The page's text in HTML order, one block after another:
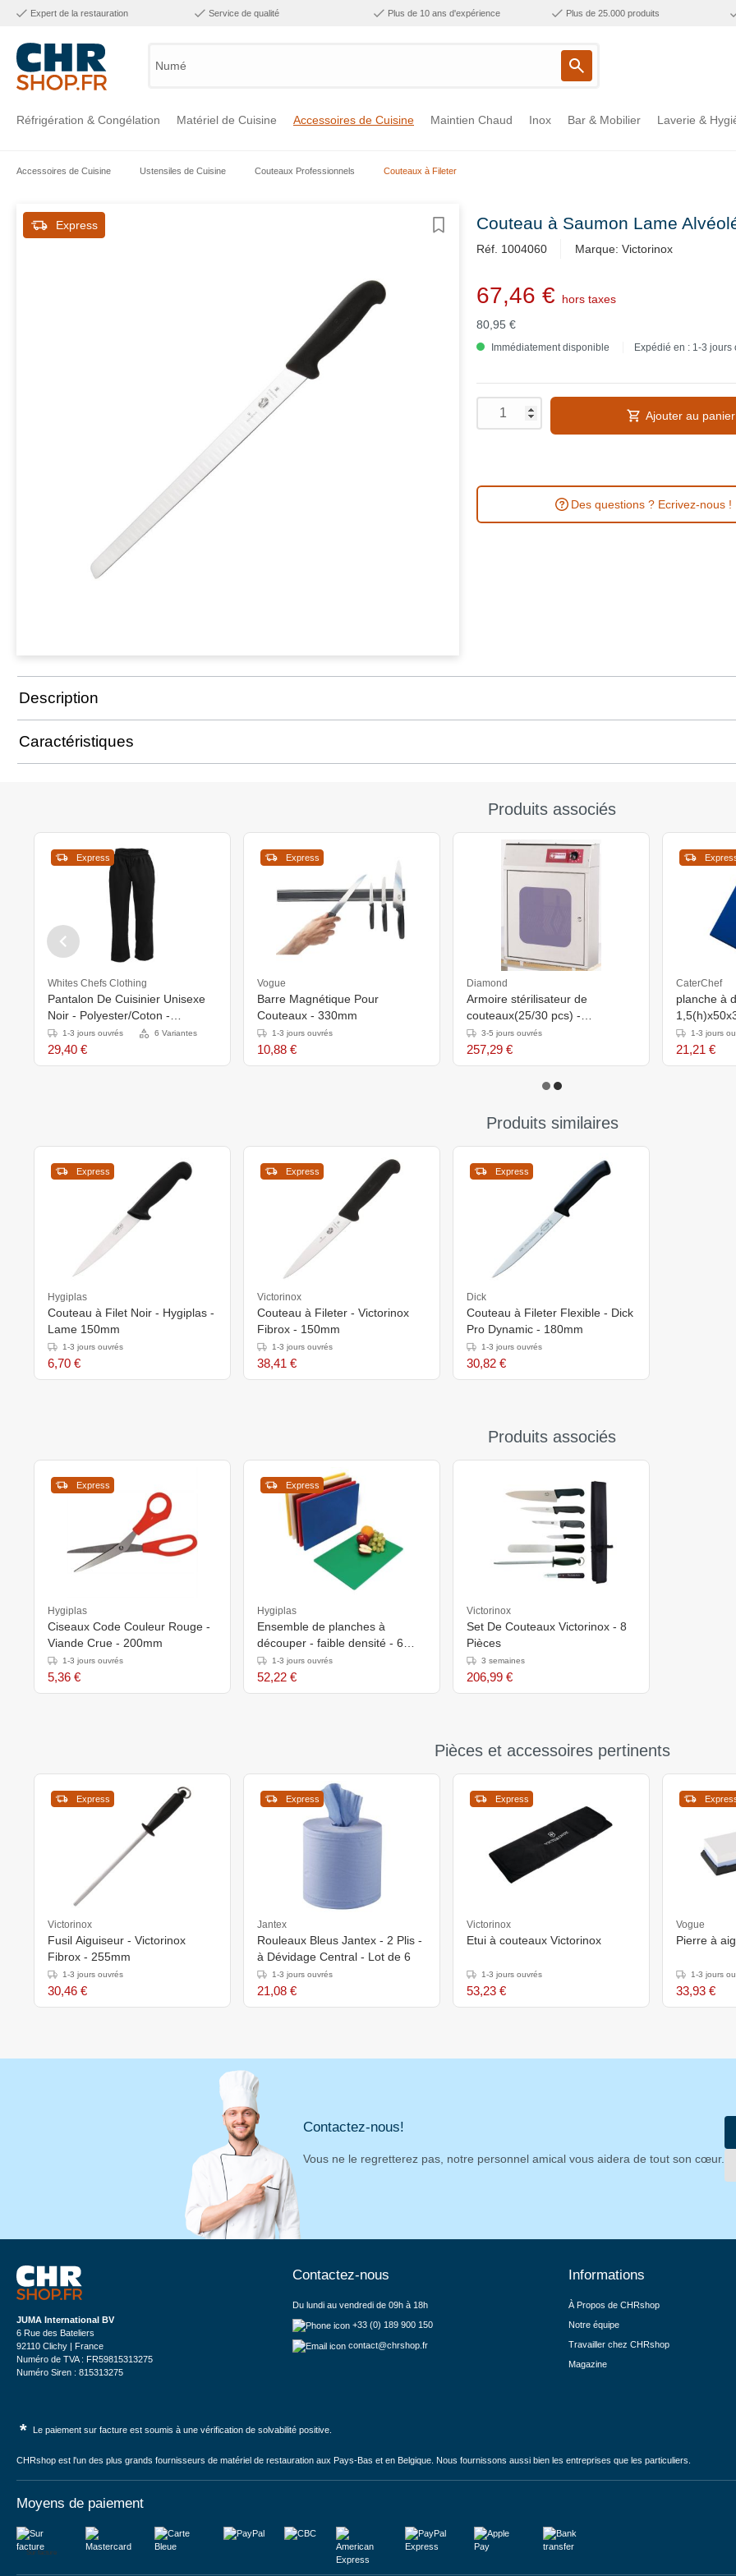
Expert de la restauration Service de qualité Plus de 10 ans d'expérience Plus de 25.000 produits
Numéro d
Réfrigération & Congélation Matériel de Cuisine Accessoires de Cuisine Maintien Chaud Inox Bar & Mobilier Laverie &
Accessoires de Cuisine Ustensiles de Cuisine Couteaux Professionnels Couteaux à Fileter
Express Couteau à Saumon Lame
Réf. 1004060 Marque: Victorinox
67,46 €
hors taxes
80,95 €
Immédiatement disponible Expédié en : 1-3 jours
Ajouter au panier
Des questions ? Ecrivez-nous !
Description
Caractéristiques
Produits associés
Express
Whites Chefs Clothing
Pantalon De Cuisinier Unisexe
Noir - Polyester/Coton -
Disponibles En 6 Tailles
1-3 jours ouvrés 6 Variantes
29,40 €
Express
Vogue
Barre Magnétique Pour
Couteaux - 330mm
1-3 jours ouvrés
10,88 €
Diamond
Armoire stérilisateur de
couteaux(25/30 pcs) -
482x155x(h)613mm
3-5 jours ouvrés
257,29 €
CaterChef
planche à
Disponible
1-3 jours
21,21 €
Produits similaires
Express
Hygiplas
Couteau à Filet Noir - Hygiplas -
Lame 150mm
1-3 jours ouvrés
6,70 €
Express
Victorinox
Couteau à Fileter - Victorinox
Fibrox - 150mm
1-3 jours ouvrés
38,41 €
Express
Dick
Couteau à Fileter Flexible - Dick
Pro Dynamic - 180mm
1-3 jours ouvrés
30,82 €
Produits associés
Express
Hygiplas
Ciseaux Code Couleur Rouge -
Viande Crue - 200mm
1-3 jours ouvrés
5,36 €
Express
Hygiplas
Ensemble de planches à
découper - faible densité - 6
planches
1-3 jours ouvrés
52,22 €
Victorinox
Set De Couteaux Victorinox - 8
Pièces
3 semaines
206,99 €
Pièces et accessoires pertinents
Express
Victorinox
Fusil Aiguiseur - Victorinox
Fibrox - 255mm
1-3 jours ouvrés
30,46 €
Express
Jantex
Rouleaux Bleus Jantex - 2 Plis -
à Dévidage Central - Lot de 6
1-3 jours ouvrés
21,08 €
Express
Victorinox
Etui à couteaux Victorinox
1-3 jours ouvrés
53,23 €
Vogue
Pierre à
1-3 jours
33,93 €
Contactez-nous!
Vous ne le regretterez pas, notre personnel amical vous aidera de tout son cœur.
JUMA International BV
6 Rue des Bateliers
92110 Clichy | France
Numéro de TVA : FR59815313275
Numéro Siren : 815313275
Contactez-nous
Du lundi au vendredi de 09h à 18h
+33 (0) 189 900 150
contact@chrshop.fr
Informations
À Propos de CHRshop
Notre équipe
Travailler chez CHRshop
Magazine
* Le paiement sur facture est soumis à une vérification de solvabilité positive.
CHRshop est l'un des plus grands fournisseurs de matériel de restauration aux Pays-Bas et en Belgique. Nous fournissons aussi bien les entreprises que les particuliers.
Moyens de paiement
Sur facture